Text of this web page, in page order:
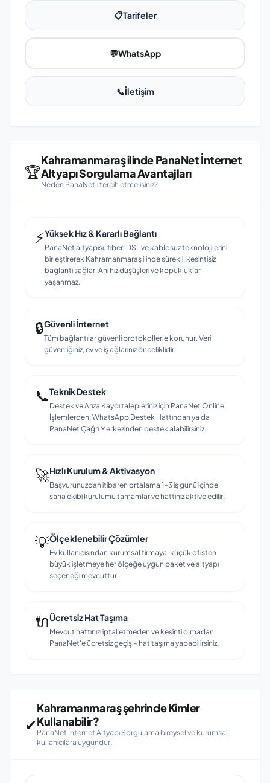
📋Tarifeler
💬WhatsApp
📞İletişim
🏆
Kahramanmaraş ilinde PanaNet İnternet
Altyapı Sorgulama Avantajları
Neden PanaNet'i tercih etmelisiniz?
⚡Yüksek Hız & Kararlı Bağlantı
PanaNet altyapısı; fiber, DSL ve kablosuz teknolojilerini
birleştirerek Kahramanmaraş ilinde sürekli, kesintisiz
bağlantı sağlar. Ani hız düşüşleri ve kopukluklar
yaşanmaz.
🔒Güvenli İnternet
Tüm bağlantılar güvenli protokollerle korunur. Veri
güvenliğiniz, ev ve iş ağlarınız önceliklidir.
📞Teknik Destek
Destek ve Arıza Kaydı talepleriniz için PanaNet Online
İşlemlerden, WhatsApp Destek Hattından ya da
PanaNet Çağrı Merkezinden destek alabilirsiniz.
🚀Hızlı Kurulum & Aktivasyon
Başvurunuzdan itibaren ortalama 1–3 iş günü içinde
saha ekibi kurulumu tamamlar ve hattınız aktive edilir.
💡Ölçeklenebilir Çözümler
Ev kullanıcısından kurumsal firmaya, küçük ofisten
büyük işletmeye her ölçeğe uygun paket ve altyapı
seçeneği mevcuttur.
🔌Ücretsiz Hat Taşıma
Mevcut hattınızı iptal etmeden ve kesinti olmadan
PanaNet'e ücretsiz geçiş – hat taşıma yapabilirsiniz.
✔
Kahramanmaraş şehrinde Kimler
Kullanabilir?
PanaNet İnternet Altyapı Sorgulama bireysel ve kurumsal
kullanıcılara uygundur.